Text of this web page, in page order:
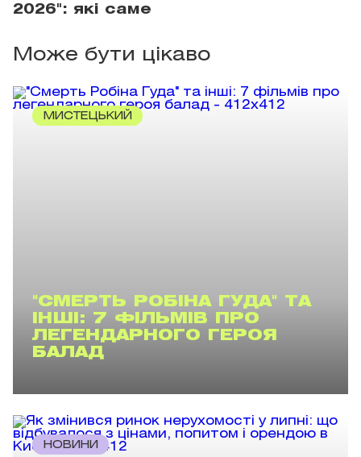
2026": які саме
Може бути цікаво
МИСТЕЦЬКИЙ
"СМЕРТЬ РОБІНА ГУДА" ТА
ІНШІ: 7 ФІЛЬМІВ ПРО
ЛЕГЕНДАРНОГО ГЕРОЯ
БАЛАД
НОВИНИ